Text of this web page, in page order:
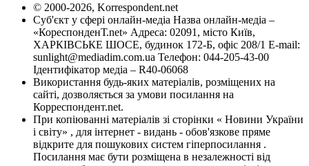
© 2000-2026, Korrespondent.net
Суб'єкт у сфері онлайн-медіа Назва онлайн-медіа –
«КореспонденТ.net» Адреса: 02091, місто Київ,
ХАРКІВСЬКЕ ШОСЕ, будинок 172-Б, офіс 208/1 E-mail:
sunlight@mediadim.com.ua Телефон: 044-205-43-00
Ідентифікатор медіа – R40-06068
Використання будь-яких матеріалів, розміщених на
сайті, дозволяється за умови посилання на
Корреспондент.net.
При копіюванні матеріалів зі сторінки « Новини України
і світу» , для інтернет - видань - обов'язкове пряме
відкрите для пошукових систем гіперпосилання .
Посилання має бути розміщена в незалежності від